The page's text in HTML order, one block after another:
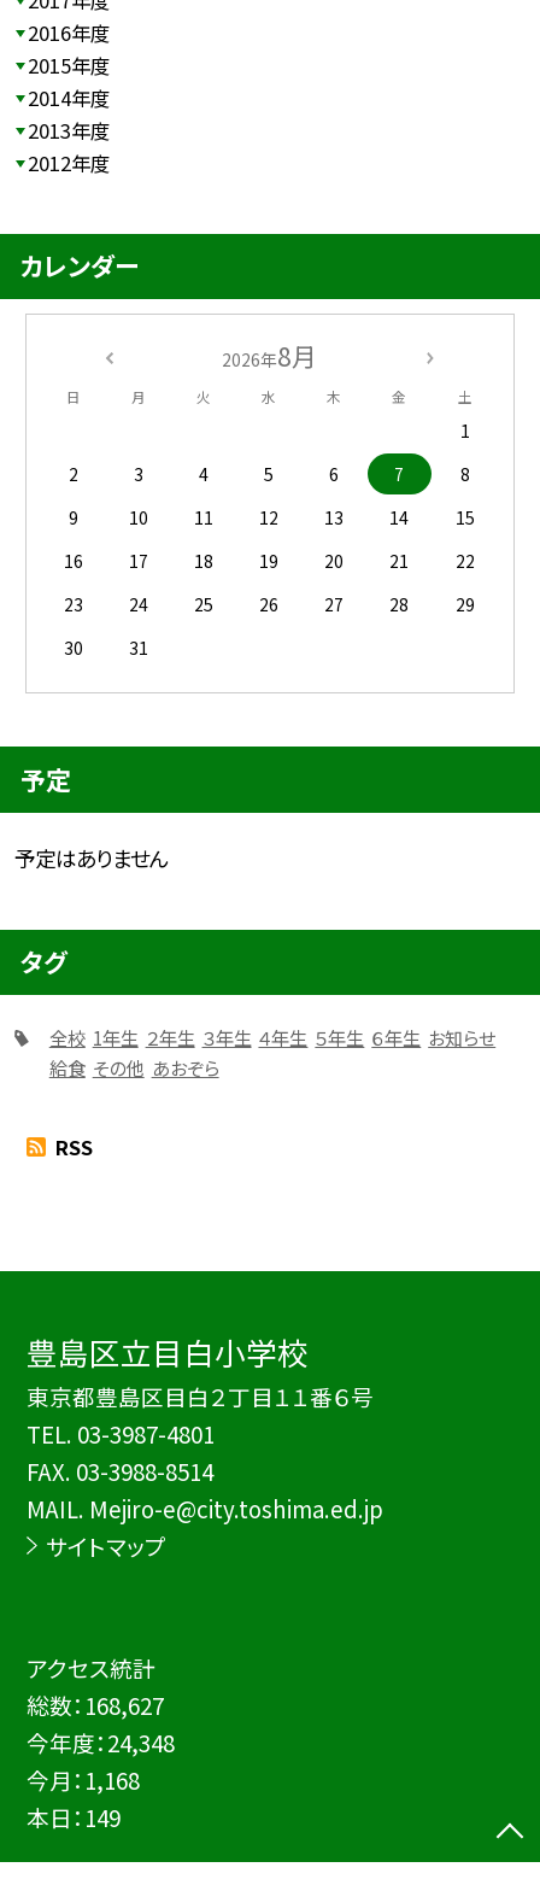
2016年度
2015年度
2014年度
2013年度
2012年度
カレンダー
2026年8月
日 月 火 水 木 金 土
1
2
3 4 5 6 7
8
9
10 11 12 13 14
15
16
17 18 19 20 21
22
23
24 25 26 27 28
29
30
31
予定
予定はありません
タグ
全校 1年生 ２年生 ３年生 ４年生 ５年生 ６年生 お知らせ
給食 その他 あおぞら
RSS
豊島区立目白小学校
東京都豊島区目白２丁目１１番６号
TEL. 03-3987-4801
FAX. 03-3988-8514
MAIL. Mejiro-e@city.toshima.ed.jp
サイトマップ
アクセス統計
総数： 168,627
今年度：24,348
今月： 1,168
本日： 149